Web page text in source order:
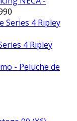
4 Ripley
- Peluche de